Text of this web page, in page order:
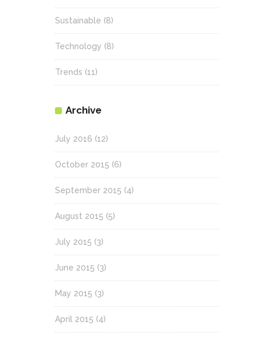
Sustainable (8)
Technology (8)
Trends (11)
Archive
July 2016 (12)
October 2015 (6)
September 2015 (4)
August 2015 (5)
July 2015 (3)
June 2015 (3)
May 2015 (3)
April 2015 (4)